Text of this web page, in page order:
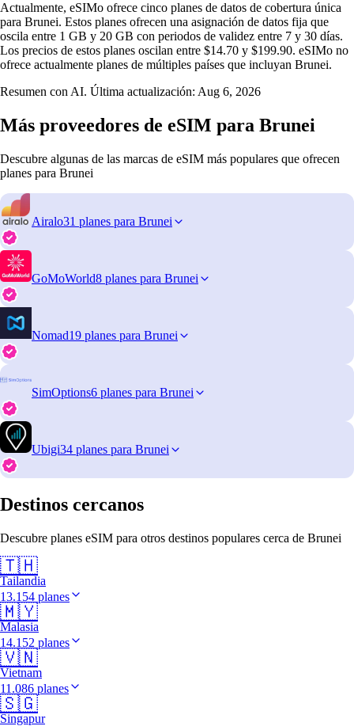
Actualmente, eSIMo ofrece cinco planes de datos de cobertura única
para Brunei. Estos planes ofrecen una asignación de datos fija que
oscila entre 1 GB y 20 GB con periodos de validez entre 7 y 30 días.
Los precios de estos planes oscilan entre $14.70 y $199.90. eSIMo no
ofrece actualmente planes de múltiples países que incluyan Brunei.
Resumen con AI. Última actualización: Aug 6, 2026
Más proveedores de eSIM para Brunei
Descubre algunas de las marcas de eSIM más populares que ofrecen
planes para Brunei
Airalo31 planes para Brunei
GoMoWorld8 planes para Brunei
Nomad19 planes para Brunei
SimOptions6 planes para Brunei
Ubigi34 planes para Brunei
Destinos cercanos
Descubre planes eSIM para otros destinos populares cerca de Brunei
🇹🇭
Tailandia
13.154 planes
🇲🇾
Malasia
14.152 planes
🇻🇳
Vietnam
11.086 planes
🇸🇬
Singapur